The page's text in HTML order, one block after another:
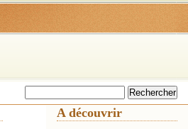
A découvrir